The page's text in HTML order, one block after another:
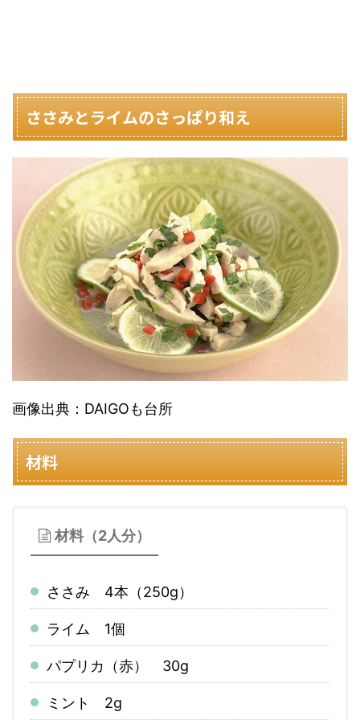
ささみとライムのさっぱり和え
画像出典：DAIGOも台所
材料
材料（2人分）
ささみ 4本（250g）
ライム 1個
パプリカ（赤） 30g
ミント 2g